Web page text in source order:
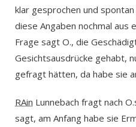
klar gesprochen und
diese Angaben nochmal aus
Frage sagt O., die
Gesichtsausdrücke gehabt,
gefragt hätten, da habe sie
RAin Lunnebach fragt nach
sagt, am Anfang habe sie